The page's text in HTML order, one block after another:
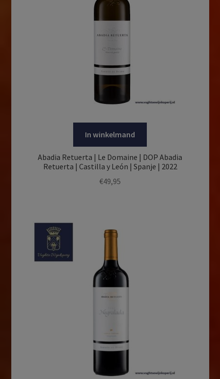
In winkelmand
Abadia Retuerta | Le Domaine | DOP Abadia
Retuerta | Castilla y León | Spanje | 2022
€49,95